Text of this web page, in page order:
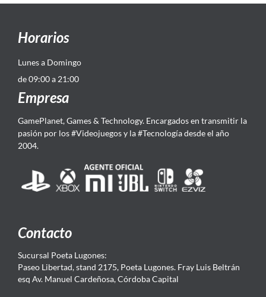
Horarios
Lunes a Domingo
de 09:00 a 21:00
Empresa
GamePlanet, Games & Technology. Encargados en transmitir la
pasión por los #Videojuegos y la #Tecnología desde el año
2004.
Contacto
Sucursal Poeta Lugones:
Paseo Libertad, stand 2175, Poeta Lugones. Fray Luis Beltrán
esq Av. Manuel Cardeñosa, Córdoba Capital